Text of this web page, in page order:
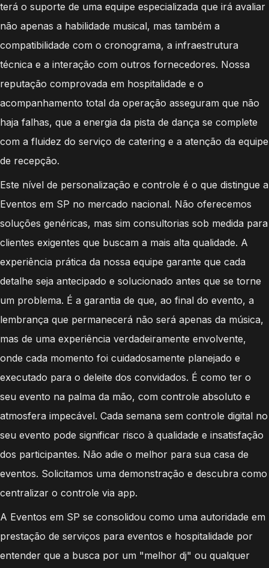
terá o suporte de uma equipe especializada que irá avaliar
não apenas a habilidade musical, mas também a
compatibilidade com o cronograma, a infraestrutura
técnica e a interação com outros fornecedores. Nossa
reputação comprovada em hospitalidade e o
acompanhamento total da operação asseguram que não
haja falhas, que a energia da pista de dança se complete
com a fluidez do serviço de catering e a atenção da equipe
de recepção.
Este nível de personalização e controle é o que distingue a
Eventos em SP no mercado nacional. Não oferecemos
soluções genéricas, mas sim consultorias sob medida para
clientes exigentes que buscam a mais alta qualidade. A
experiência prática da nossa equipe garante que cada
detalhe seja antecipado e solucionado antes que se torne
um problema. É a garantia de que, ao final do evento, a
lembrança que permanecerá não será apenas da música,
mas de uma experiência verdadeiramente envolvente,
onde cada momento foi cuidadosamente planejado e
executado para o deleite dos convidados. É como ter o
seu evento na palma da mão, com controle absoluto e
atmosfera impecável. Cada semana sem controle digital no
seu evento pode significar risco à qualidade e insatisfação
dos participantes. Não adie o melhor para sua casa de
eventos. Solicitamos uma demonstração e descubra como
centralizar o controle via app.
A Eventos em SP se consolidou como uma autoridade em
prestação de serviços para eventos e hospitalidade por
entender que a busca por um "melhor dj" ou qualquer